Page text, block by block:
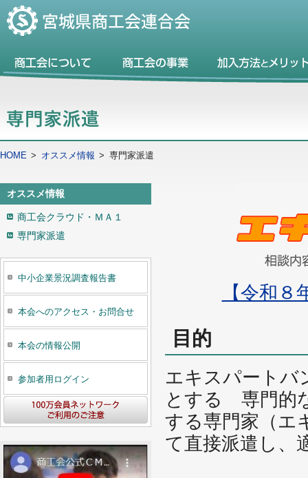
HOME > オススメ情報 > 専門家派遣
オススメ情報
商工会クラウド・ＭＡ１
専門家派遣
中小企業景況調査報告書
本会へのアクセス・お問合せ
本会の情報公開
参加者用ログイン
【令和
目的
エキスパートバ
とする 専門的
する専門家（エ
て直接派遣し、